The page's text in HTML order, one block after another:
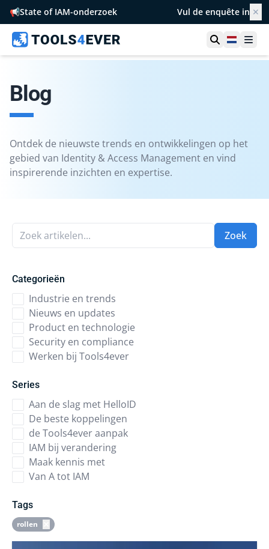
📢State of IAM-onderzoek Vul de enquête in ✕
Toon zoek
Blog
Ontdek de nieuwste trends en ontwikkelingen op het
gebied van Identity & Access Management en vind
inspirerende inzichten en expertise.
Zoek artikelen... Zoek
Categorieën
Industrie en trends
Nieuws en updates
Product en technologie
Security en compliance
Werken bij Tools4ever
Series
Aan de slag met HelloID
De beste koppelingen
de Tools4ever aanpak
IAM bij verandering
Maak kennis met
Van A tot IAM
Tags
rollen